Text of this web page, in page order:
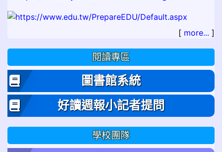
[ more... ]
閱讀專區
圖書館系統
好讀週報小記者提問
學校團隊